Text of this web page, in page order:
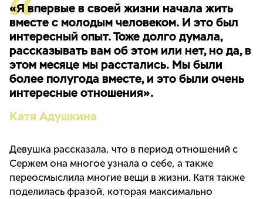
«Я впервые в своей жизни начала жить
вместе с молодым человеком. И это был
интересный опыт. Тоже долго думала,
рассказывать вам об этом или нет, но да, в
этом месяце мы расстались. Мы были
более полугода вместе, и это были очень
интересные отношения».
Катя Адушкина
Девушка рассказала, что в период отношений с
Сержем она многое узнала о себе, а также
переосмыслила многие вещи в жизни. Катя также
поделилась фразой, которая максимально